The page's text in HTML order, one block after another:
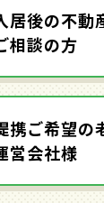
居後の不動
相談の方
携ご希望の
営会社様